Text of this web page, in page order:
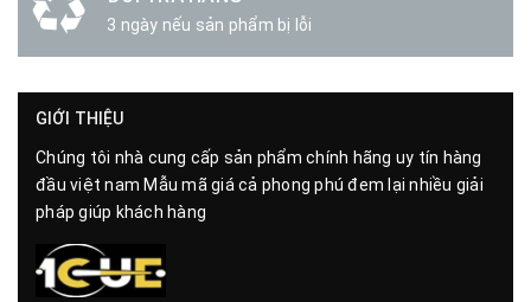
nếu sản phẩm bị lỗi
GIỚI THIỆU
Chúng tôi nhà cung cấp sản phẩm chính hãng uy tín hàng
đầu việt nam Mẫu mã giá cả phong phú đem lại nhiều giải
pháp giúp khách hàng